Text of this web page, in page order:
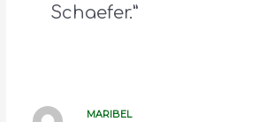
Schaefer.”
MARIBEL